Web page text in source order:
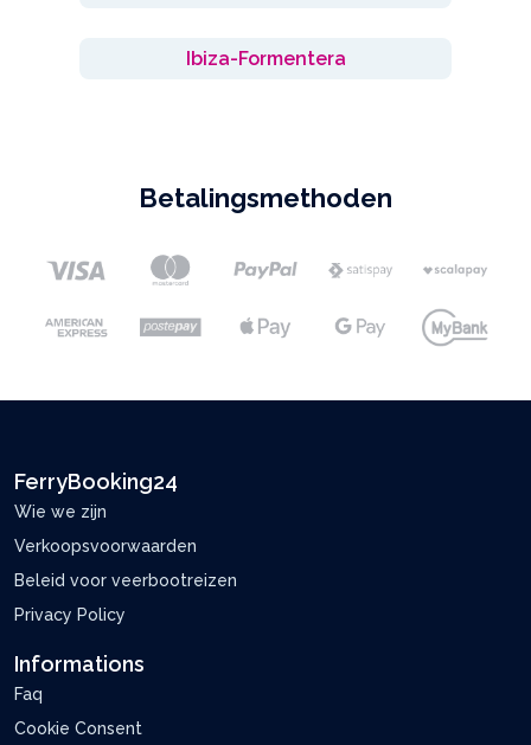
Ibiza-Formentera
Betalingsmethoden
FerryBooking24
Wie we zijn
Verkoopsvoorwaarden
Beleid voor veerbootreizen
Privacy Policy
Informations
Faq
Cookie Consent